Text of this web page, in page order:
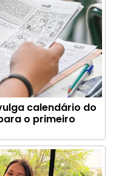
calendário do
o primeiro